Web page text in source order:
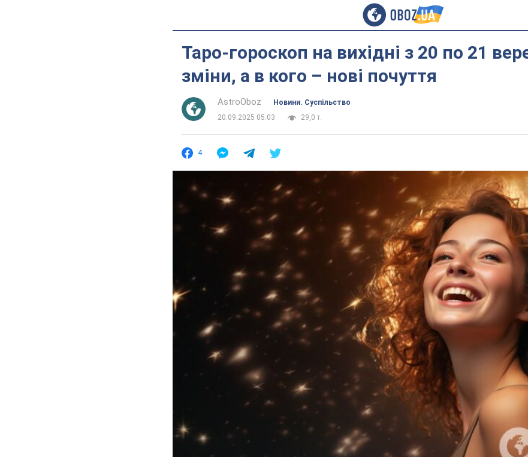
Таро-гороскоп на вихідні з 20 по 21
зміни, а в кого – нові почуття
AstroOboz
Новини. Суспільство
20.09.2025 05:03
29,0 т.
4